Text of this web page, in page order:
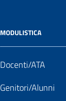
MODULISTICA
Docenti/ATA
Genitori/Alunni